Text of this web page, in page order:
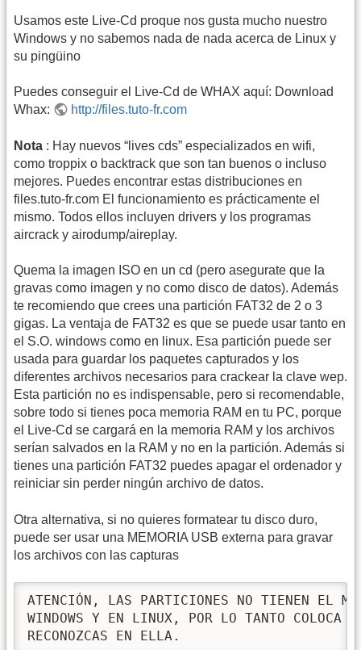
Usamos este Live-Cd proque nos gusta mucho nuestro
Windows y no sabemos nada de nada acerca de Linux y
su pingüino
Puedes conseguir el Live-Cd de WHAX aquí: Download
Whax:
http://files.tuto-fr.com
Nota : Hay nuevos “lives cds” especializados en wifi,
como troppix o backtrack que son tan buenos o incluso
mejores. Puedes encontrar estas distribuciones en
files.tuto-fr.com El funcionamiento es prácticamente el
mismo. Todos ellos incluyen drivers y los programas
aircrack y airodump/aireplay.
Quema la imagen ISO en un cd (pero asegurate que la
gravas como imagen y no como disco de datos). Además
te recomiendo que crees una partición FAT32 de 2 o 3
gigas. La ventaja de FAT32 es que se puede usar tanto en
el S.O. windows como en linux. Esa partición puede ser
usada para guardar los paquetes capturados y los
diferentes archivos necesarios para crackear la clave wep.
Esta partición no es indispensable, pero si recomendable,
sobre todo si tienes poca memoria RAM en tu PC, porque
el Live-Cd se cargará en la memoria RAM y los archivos
serían salvados en la RAM y no en la partición. Además si
tienes una partición FAT32 puedes apagar el ordenador y
reiniciar sin perder ningún archivo de datos.
Otra alternativa, si no quieres formatear tu disco duro,
puede ser usar una MEMORIA USB externa para gravar
los archivos con las capturas
ATENCIÓN, LAS PARTICIONES NO TIENEN EL
WINDOWS Y EN LINUX, POR LO TANTO COLOCA
RECONOZCAS EN ELLA.